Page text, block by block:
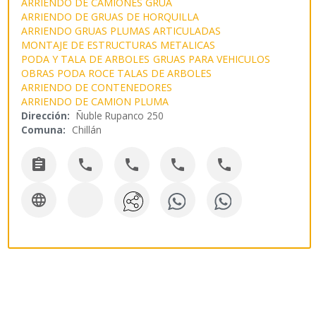
ARRIENDO DE GRUAS DE HORQUILLA
ARRIENDO GRUAS PLUMAS ARTICULADAS
MONTAJE DE ESTRUCTURAS METALICAS
PODA Y TALA DE ARBOLES GRUAS PARA VEHICULOS
OBRAS PODA ROCE TALAS DE ARBOLES
ARRIENDO DE CONTENEDORES
ARRIENDO DE CAMION PLUMA
Dirección: Ñuble Rupanco 250
Comuna: Chillán
    
